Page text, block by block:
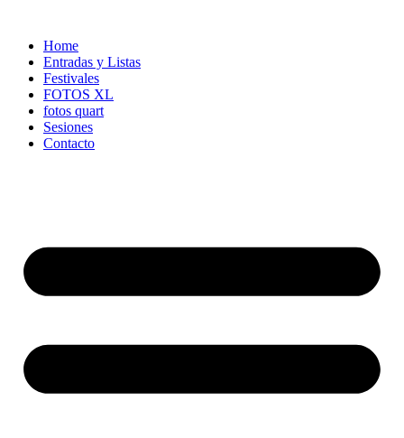
contenidoHome
Entradas y Listas
Festivales
FOTOS XL
fotos quart
Sesiones
Contacto